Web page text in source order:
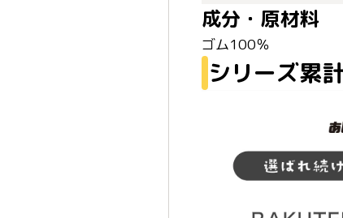
成分・原材料
ゴム100％
シリーズ累